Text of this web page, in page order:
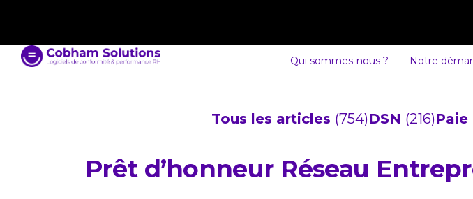
Qui sommes-nous ? Notre
Tous les articles (754)DSN (216)Paie
Prêt d’honneur Réseau